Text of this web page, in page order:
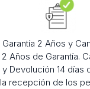
Garantía 2 Años y
2 Años de Garantía.
y Devolución 14 días
la recepción de los